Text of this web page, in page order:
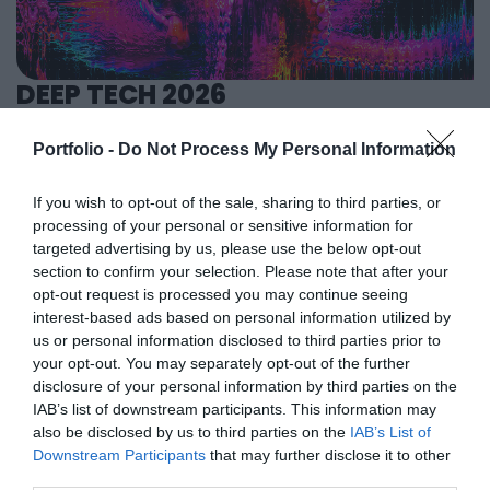
Portfolio - Do Not Process My Personal Information
If you wish to opt-out of the sale, sharing to third parties, or
processing of your personal or sensitive information for
targeted advertising by us, please use the below opt-out
section to confirm your selection. Please note that after your
opt-out request is processed you may continue seeing
interest-based ads based on personal information utilized by
us or personal information disclosed to third parties prior to
your opt-out. You may separately opt-out of the further
disclosure of your personal information by third parties on the
IAB’s list of downstream participants. This information may
also be disclosed by us to third parties on the IAB’s List of
Downstream Participants that may further disclose it to other
tárgyalásokra, a színvonalas szakmai előadások és
kerekasztal-beszélgetések mellett pedig szórakoztató
műsorral járul hozzá a résztvevők feltöltődéséhez és
kikapcsolódásához. A Portfolio Csoport az Agrárszektor
Konferencián adja át tizenegy kategóriában azokat az
évente odaítélhető díjakat, amelyek az agrárium
eredményeinek elismeréséül szolgálnak. A díjakat az
agrárium legmeghatározóbb személyeségeiből áll szakmai
zsűri ítéli oda az ágazati szereplők benyújtott pályázatai
alapján.
adminisztratív folyamatokat támogató AI-eszközök és
vállalti megoldások korábban elképzelhetetlen sebességet
és rendkívüli hatékonyságbeli fejlődési lehetőséget adnak a
cégeknek. MIt kezdünk a megnyert munkaórákkal és a
megspórolt munkaerővel? A core bizniszt is felforgatja a
mesterséges intelligencia? Mire jó a vibe coding?
többek között ezekre a kérdésekre is válaszokat keresünk
DEEP TECH 2026
A következő évtizedek technológiai versenye nem azon dől
azon, ki képes létrehozni, legyártani és birtokolni azokat a
technológiákat, amelyek nélkül mások sem tudnak majd
működni. Egy új akkumulátor, amely tovább tárolja az
energiát. Egy anyag, amely könnyebb, erősebb vagy
olcsóbban előállítható a korábbiaknál. Egy gyógyszer vagy
diagnosztikai eljárás, amely korábban kezelhetetlen
betegségekre ad választ. Robotikai rendszer, védelmi
technológia, új gyártási folyamat vagy űripari fejlesztés.
Mindezek nem egyik napról a másikra születnek meg: mély
kutatás, komplex szakértelem, jelentős tőke és kitartó
fejlesztés kell hozzájuk. Ezt nevezzük deep technek. A deep
RÉSZLETEK & JEGYEK
PORTFOLIO KONFERENCIÁK 25 ÉVE
A Portfolio Csoport rendezvénydivíziója több mint két